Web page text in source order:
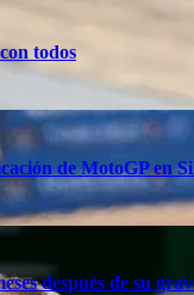
todos
de MotoGP en
después de su